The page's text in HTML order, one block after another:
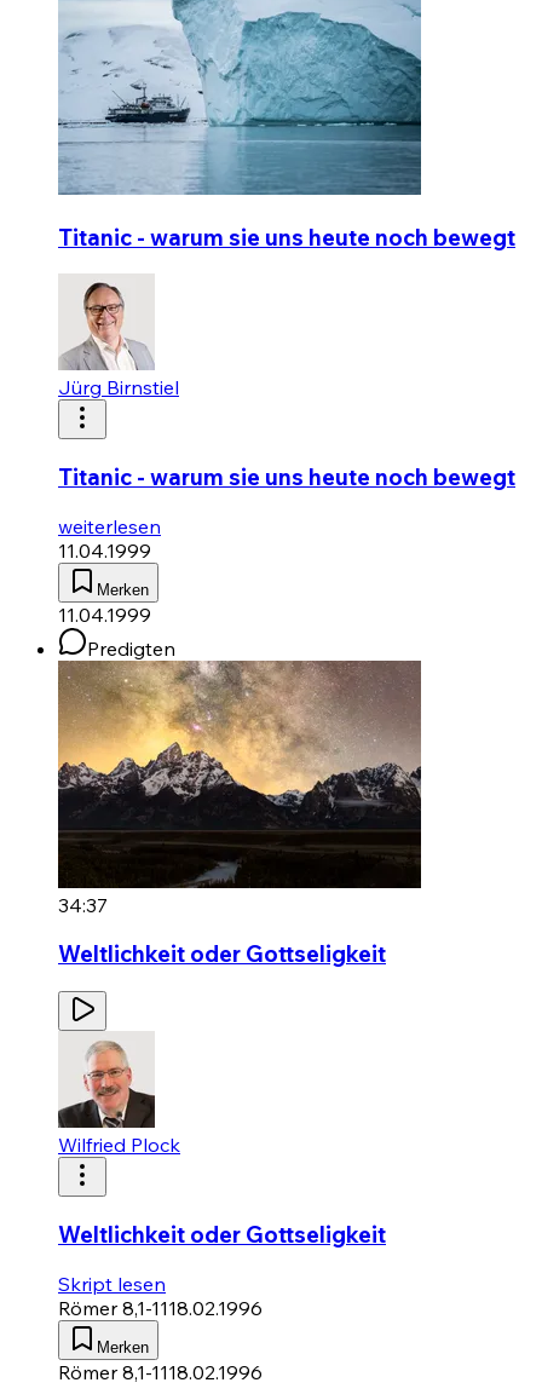
Titanic - warum sie uns heute noch bewegt
Jürg Birnstiel
Titanic - warum sie uns heute noch bewegt
weiterlesen
11.04.1999
Merken
11.04.1999
Predigten
34:37
Weltlichkeit oder Gottseligkeit
Wilfried Plock
Weltlichkeit oder Gottseligkeit
Skript lesen
Römer 8,1-1118.02.1996
Merken
Römer 8,1-1118.02.1996